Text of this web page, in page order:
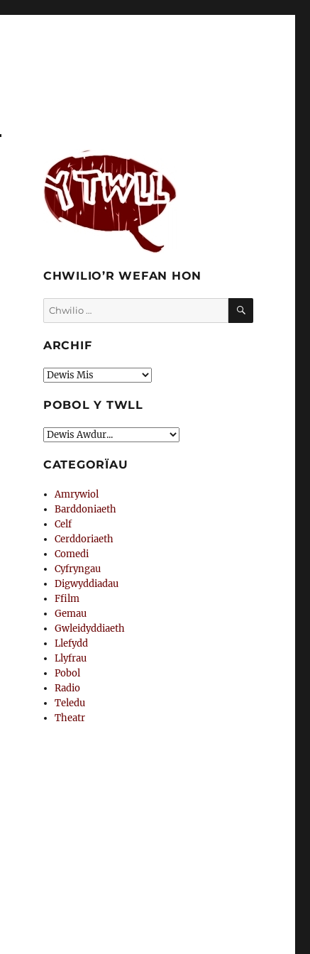
CHWILIO’R WEFAN HON
Chwilio
am:
CHWILIO
ARCHIF
Archif
POBOL Y TWLL
CATEGORÏAU
Amrywiol
Barddoniaeth
Celf
Cerddoriaeth
Comedi
Cyfryngau
Digwyddiadau
Ffilm
Gemau
Gwleidyddiaeth
Llefydd
Llyfrau
Pobol
Radio
Teledu
Theatr